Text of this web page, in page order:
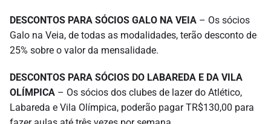
DESCONTOS PARA SÓCIOS GALO NA VEIA – Os sócios
Galo na Veia, de todas as modalidades, terão desconto de
25% sobre o valor da mensalidade.
DESCONTOS PARA SÓCIOS DO LABAREDA E DA VILA
OLÍMPICA – Os sócios dos clubes de lazer do Atlético,
Labareda e Vila Olímpica, poderão pagar TR$130,00 para